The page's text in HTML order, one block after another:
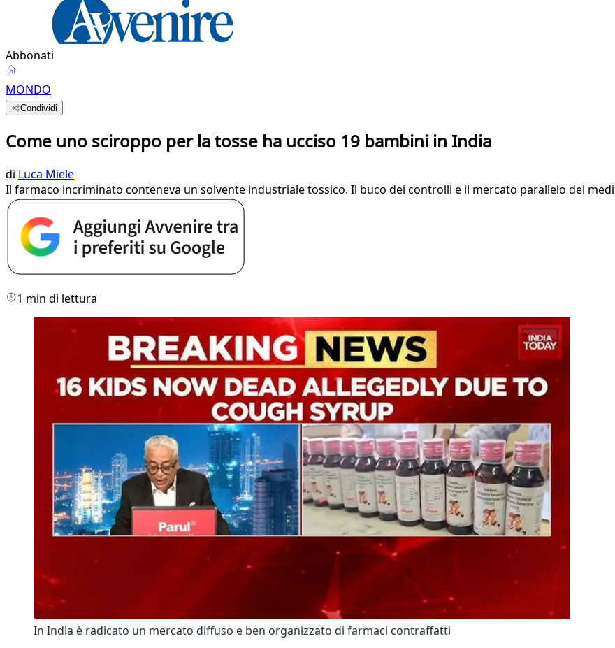
Abbonati
MONDO
Condividi
Come uno sciroppo per la tosse ha ucciso 19 bambini in India
di Luca Miele
Il farmaco incriminato conteneva un solvente industriale tossico. Il buco dei controlli e il mercato parallelo dei
1 min di lettura
In India è radicato un mercato diffuso e ben organizzato di farmaci contraffatti